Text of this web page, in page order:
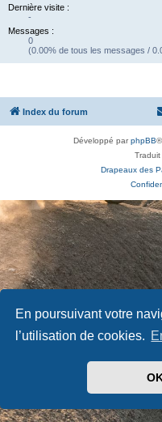
En poursuivant votre
l’utilisation de cookies.
Dernière visite :
-
Messages :
0
(0.00% de tous les messages /
Index du forum
Développé parphpBB
Drapeaux des